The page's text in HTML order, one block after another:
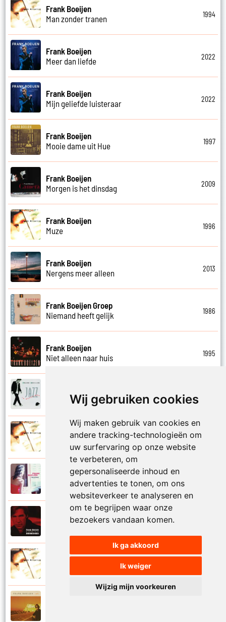
Wij gebruiken cookies
Wij maken gebruik van cookies en
andere tracking-technologieën om
uw surfervaring op onze website
te verbeteren, om
gepersonaliseerde inhoud en
advertenties te tonen, om ons
websiteverkeer te analyseren en
om te begrijpen waar onze
bezoekers vandaan komen.
Ik ga akkoord
Ik weiger
Wijzig mijn voorkeuren
Frank Boeijen
Man zonder tranen
1994
Frank Boeijen
Meer dan liefde
2022
Frank Boeijen
Mijn geliefde luisteraar
2022
Frank Boeijen
Mooie dame uit Hue
1997
Frank Boeijen
Morgen is het dinsdag
2009
Frank Boeijen
Muze
1996
Frank Boeijen
Nergens meer alleen
2013
Frank Boeijen Groep
Niemand heeft gelijk
1986
Frank Boeijen
Niet alleen naar huis
1995
Niet dat ik verloren ben
Frank Boeijen
Frank Boeijen
Niets is volmaakt
Frank Boeijen
Frank Boeijen
Nu de wereld in de war is